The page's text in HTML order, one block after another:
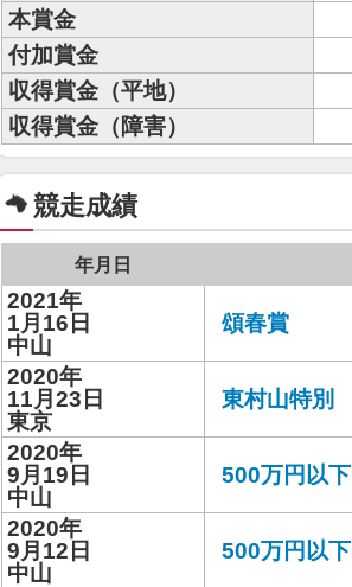
本賞金
付加賞金
収得賞金（平地）
収得賞金（障害）
競走成績
年月日
2021年
1月16日
中山
頌春賞
2020年
11月23日
東京
東村山特別
2020年
9月19日
中山
500万円以下
2020年
9月12日
中山
500万円以下